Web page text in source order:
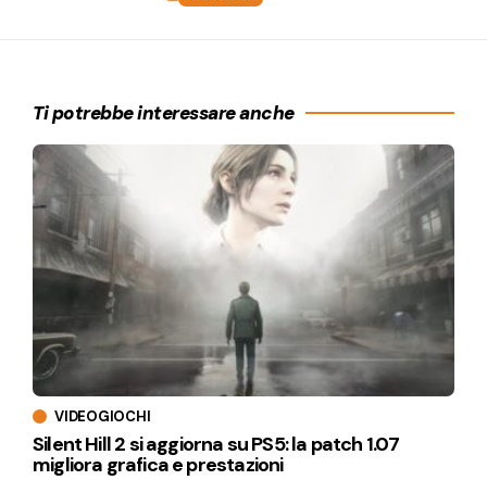
Ti potrebbe interessare anche
VIDEOGIOCHI
Silent Hill 2 si aggiorna su PS5: la patch 1.07
migliora grafica e prestazioni